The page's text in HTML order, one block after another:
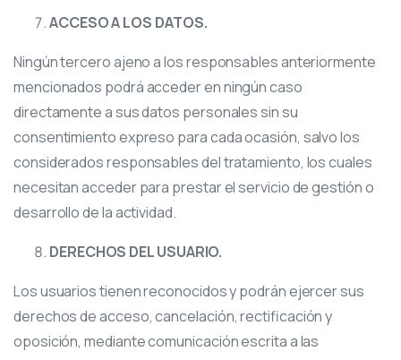
ACCESO A LOS DATOS.
Ningún tercero ajeno a los responsables anteriormente
mencionados podrá acceder en ningún caso
directamente a sus datos personales sin su
consentimiento expreso para cada ocasión, salvo los
considerados responsables del tratamiento, los cuales
necesitan acceder para prestar el servicio de gestión o
desarrollo de la actividad.
DERECHOS DEL USUARIO.
Los usuarios tienen reconocidos y podrán ejercer sus
derechos de acceso, cancelación, rectificación y
oposición, mediante comunicación escrita a las